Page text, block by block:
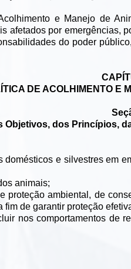
e Manejo de
afetados por emergências,
do poder
DE ACOLHIMENTO E
Objetivos, dos Princípios,
domésticos e silvestres em
animais;
proteção ambiental, de
de garantir proteção
nos comportamentos de